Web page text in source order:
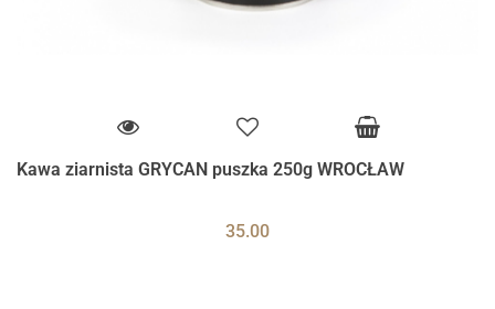
Kawa ziarnista GRYCAN puszka 250g WROCŁAW
35.00